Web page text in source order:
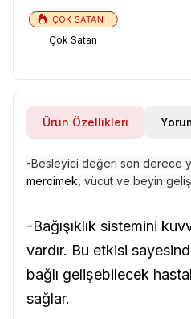
Çok Satan
Ürün Özellikleri
-Besleyici değeri son derece
mercimek , vücut ve beyin
-Bağışıklık sistemini
vardır. Bu etkisi
bağlı gelişebilecek
sağlar.